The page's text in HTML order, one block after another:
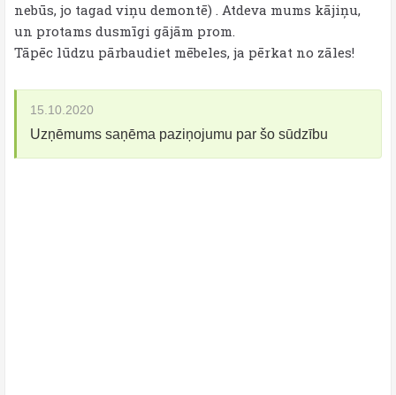
nebūs, jo tagad viņu demontē) . Atdeva mums kājiņu,
un protams dusmīgi gājām prom.
Tāpēc lūdzu pārbaudiet mēbeles, ja pērkat no zāles!
15.10.2020
Uzņēmums saņēma paziņojumu par šo sūdzību